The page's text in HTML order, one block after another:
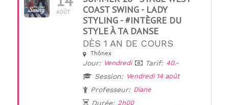
AOÛT
COAST SWING - LADY
STYLING - #INTÈGRE DU
STYLE À TA DANSE
DÈS 1 AN DE COURS
Thônex
Jour: Vendredi Tarif: 40.-
Session: Vendredi 14 août
Professeur: Diane
Durée: 2h00